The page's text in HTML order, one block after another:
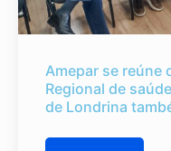
Amepar se reúne
Regional de
de Londrina